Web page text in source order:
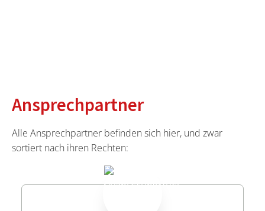
Ansprechpartner
Alle Ansprechpartner befinden sich hier, und zwar
sortiert nach ihren Rechten: